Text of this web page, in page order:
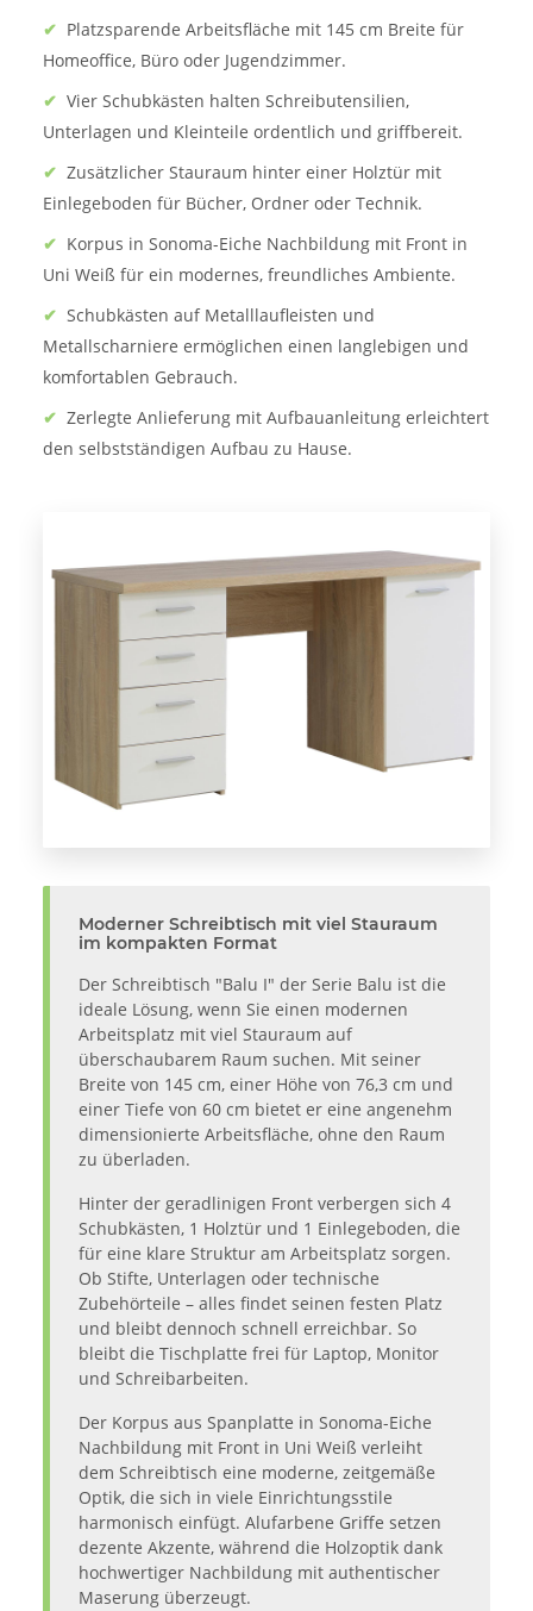
✔ Platzsparende Arbeitsfläche mit 145 cm Breite für
Homeoffice, Büro oder Jugendzimmer.
✔ Vier Schubkästen halten Schreibutensilien,
Unterlagen und Kleinteile ordentlich und griffbereit.
✔ Zusätzlicher Stauraum hinter einer Holztür mit
Einlegeboden für Bücher, Ordner oder Technik.
✔ Korpus in Sonoma-Eiche Nachbildung mit Front in
Uni Weiß für ein modernes, freundliches Ambiente.
✔ Schubkästen auf Metalllaufleisten und
Metallscharniere ermöglichen einen langlebigen und
komfortablen Gebrauch.
✔ Zerlegte Anlieferung mit Aufbauanleitung erleichtert
den selbstständigen Aufbau zu Hause.
Moderner Schreibtisch mit viel Stauraum
im kompakten Format
Der Schreibtisch "Balu I" der Serie Balu ist die
ideale Lösung, wenn Sie einen modernen
Arbeitsplatz mit viel Stauraum auf
überschaubarem Raum suchen. Mit seiner
Breite von 145 cm, einer Höhe von 76,3 cm und
einer Tiefe von 60 cm bietet er eine angenehm
dimensionierte Arbeitsfläche, ohne den Raum
zu überladen.
Hinter der geradlinigen Front verbergen sich 4
Schubkästen, 1 Holztür und 1 Einlegeboden, die
für eine klare Struktur am Arbeitsplatz sorgen.
Ob Stifte, Unterlagen oder technische
Zubehörteile – alles findet seinen festen Platz
und bleibt dennoch schnell erreichbar. So
bleibt die Tischplatte frei für Laptop, Monitor
und Schreibarbeiten.
Der Korpus aus Spanplatte in Sonoma-Eiche
Nachbildung mit Front in Uni Weiß verleiht
dem Schreibtisch eine moderne, zeitgemäße
Optik, die sich in viele Einrichtungsstile
harmonisch einfügt. Alufarbene Griffe setzen
dezente Akzente, während die Holzoptik dank
hochwertiger Nachbildung mit authentischer
Maserung überzeugt.